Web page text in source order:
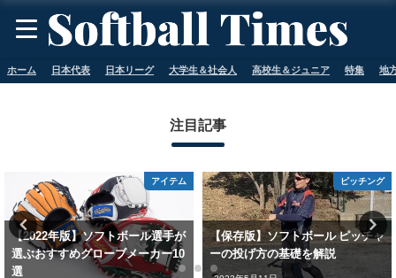
ホーム 日本代表 日本リーグ 大学生＆社会人 高校生＆ジュニア 特集 地
注目記事
アイテム
【2022年版】ソフトボール選手が
選ぶおすすめグローブメーカー10
選
ピッチング
【保存版】ソフトボール ピッチャ
ーの投げ方の基礎を解説